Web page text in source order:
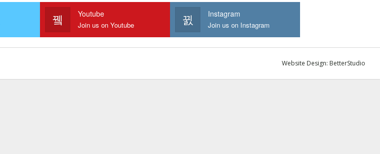
Youtube
Join us on Youtube
Instagram
Join us on Instagram
Website Design: BetterStudio